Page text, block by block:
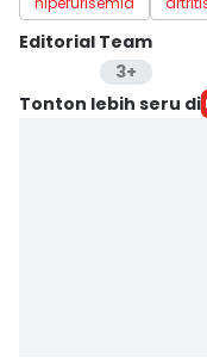
Editorial Team
3+
Editor
Tonton lebih seru di